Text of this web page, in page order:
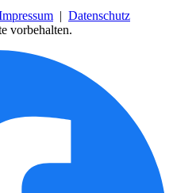
| Datenschutz
vorbehalten.